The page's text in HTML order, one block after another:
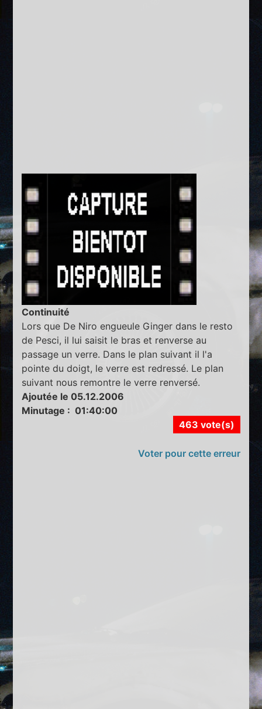
Continuité
Lors que De Niro engueule Ginger dans le resto
de Pesci, il lui saisit le bras et renverse au
passage un verre. Dans le plan suivant il l'a
pointe du doigt, le verre est redressé. Le plan
suivant nous remontre le verre renversé.
Ajoutée le 05.12.2006
Minutage : 01:40:00
463 vote(s)
Voter pour cette erreur